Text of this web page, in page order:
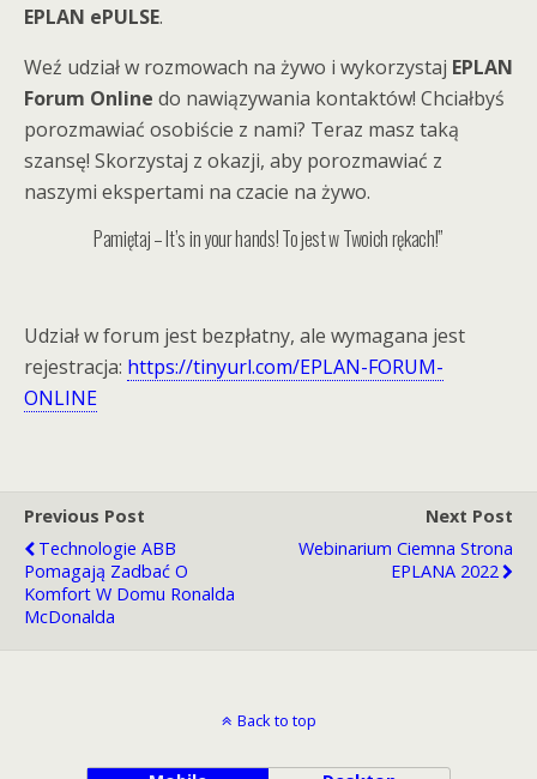
EPLAN ePULSE.
Weź udział w rozmowach na żywo i wykorzystaj EPLAN
Forum Online do nawiązywania kontaktów! Chciałbyś
porozmawiać osobiście z nami? Teraz masz taką
szansę! Skorzystaj z okazji, aby porozmawiać z
naszymi ekspertami na czacie na żywo.
Pamiętaj – It’s in your hands! To jest w Twoich rękach!”
Udział w forum jest bezpłatny, ale wymagana jest
rejestracja: https://tinyurl.com/EPLAN-FORUM-
ONLINE
Previous Post
Technologie ABB
Pomagają Zadbać O
Komfort W Domu Ronalda
McDonalda
Next Post
Webinarium Ciemna Strona
EPLANA 2022
Back to top